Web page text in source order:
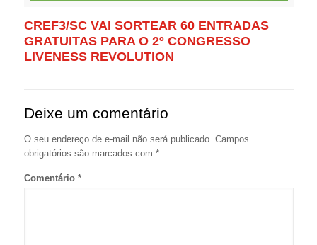
CREF3/SC VAI SORTEAR 60 ENTRADAS
GRATUITAS PARA O 2º CONGRESSO
LIVENESS REVOLUTION
Deixe um comentário
O seu endereço de e-mail não será publicado. Campos
obrigatórios são marcados com *
Comentário *